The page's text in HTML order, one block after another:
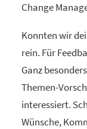
Change
Konnten wir
rein. Für
Ganz
Themen-
interessiert.
Wünsche,